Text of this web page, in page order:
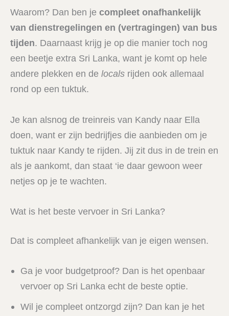
Waarom? Dan ben je compleet onafhankelijk
van dienstregelingen en (vertragingen) van bus
tijden. Daarnaast krijg je op die manier toch nog
een beetje extra Sri Lanka, want je komt op hele
andere plekken en de locals rijden ook allemaal
rond op een tuktuk.
Je kan alsnog de treinreis van Kandy naar Ella
doen, want er zijn bedrijfjes die aanbieden om je
tuktuk naar Kandy te rijden. Jij zit dus in de trein en
als je aankomt, dan staat ‘ie daar gewoon weer
netjes op je te wachten.
Wat is het beste vervoer in Sri Lanka?
Dat is compleet afhankelijk van je eigen wensen.
Ga je voor budgetproof? Dan is het openbaar
vervoer op Sri Lanka echt de beste optie.
Wil je compleet ontzorgd zijn? Dan kan je het